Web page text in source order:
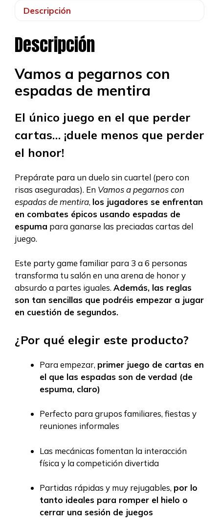
Descripción
Descripción
Vamos a pegarnos con
espadas de mentira
El único juego en el que perder
cartas… ¡duele menos que perder
el honor!
Prepárate para un duelo sin cuartel (pero con
risas aseguradas). En Vamos a pegarnos con
espadas de mentira, los jugadores se enfrentan
en combates épicos usando espadas de
espuma para ganarse las preciadas cartas del
juego.
Este party game familiar para 3 a 6 personas
transforma tu salón en una arena de honor y
absurdo a partes iguales. Además, las reglas
son tan sencillas que podréis empezar a jugar
en cuestión de segundos.
¿Por qué elegir este producto?
Para empezar, primer juego de cartas en
el que las espadas son de verdad (de
espuma, claro)
Perfecto para grupos familiares, fiestas y
reuniones informales
Las mecánicas fomentan la interacción
física y la competición divertida
Partidas rápidas y muy rejugables, por lo
tanto ideales para romper el hielo o
cerrar una sesión de juegos